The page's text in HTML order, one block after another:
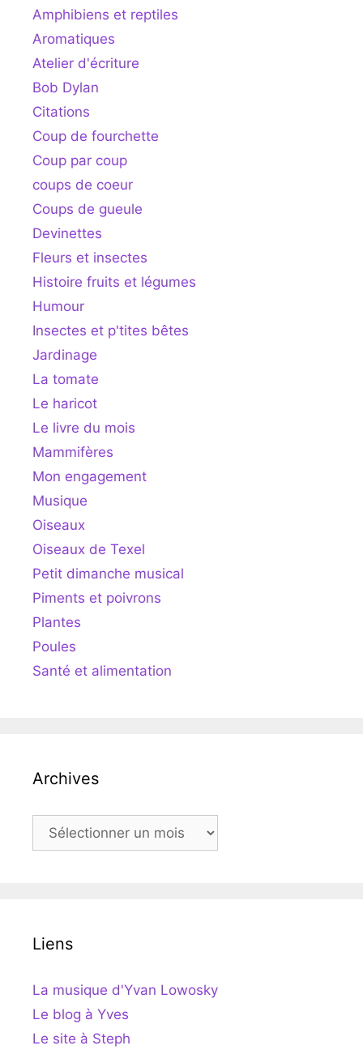
Amphibiens et reptiles
Aromatiques
Atelier d'écriture
Bob Dylan
Citations
Coup de fourchette
Coup par coup
coups de coeur
Coups de gueule
Devinettes
Fleurs et insectes
Histoire fruits et légumes
Humour
Insectes et p'tites bêtes
Jardinage
La tomate
Le haricot
Le livre du mois
Mammifères
Mon engagement
Musique
Oiseaux
Oiseaux de Texel
Petit dimanche musical
Piments et poivrons
Plantes
Poules
Santé et alimentation
Archives
Archives
Liens
La musique d'Yvan Lowosky
Le blog à Yves
Le site à Steph